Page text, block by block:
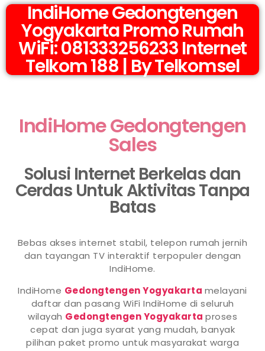
IndiHome Gedongtengen
Yogyakarta Promo Rumah
WiFi: 081333256233 Internet
Telkom 188 | By Telkomsel
IndiHome Gedongtengen
Sales
Solusi Internet Berkelas dan
Cerdas Untuk Aktivitas Tanpa
Batas
Bebas akses internet stabil, telepon rumah jernih
dan tayangan TV interaktif terpopuler dengan
IndiHome.
IndiHome Gedongtengen Yogyakarta melayani
daftar dan pasang WiFi IndiHome di seluruh
wilayah Gedongtengen Yogyakarta proses
cepat dan juga syarat yang mudah, banyak
pilihan paket promo untuk masyarakat warga